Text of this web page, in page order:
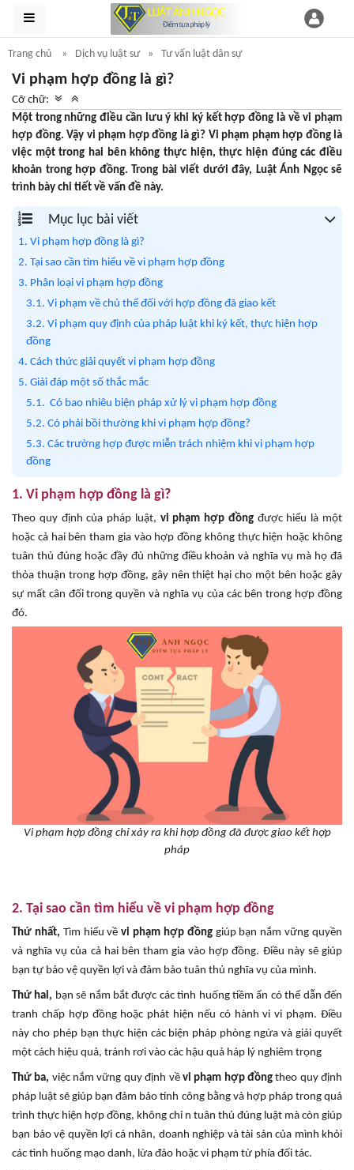
Trang chủ Dịch vụ luật sư Tư vấn luật dân sự
Vi phạm hợp đồng là gì?
Cỡ chữ:
Một trong những điều cần lưu ý khi ký kết hợp đồng là về vi phạm
hợp đồng. Vậy vi phạm hợp đồng là gì? Vi phạm phạm hợp đồng là
việc một trong hai bên không thực hiện, thực hiện đúng các điều
khoản trong hợp đồng. Trong bài viết dưới đây, Luật Ánh Ngọc sẽ
trình bày chi tiết về vấn đề này.
Mục lục bài viết
1. Vi phạm hợp đồng là gì?
2. Tại sao cần tìm hiểu về vi phạm hợp đồng
3. Phân loại vi phạm hợp đồng
3.1. Vi phạm về chủ thể đối với hợp đồng đã giao kết
3.2. Vi phạm quy định của pháp luật khi ký kết, thực hiện hợp
đồng
4. Cách thức giải quyết vi phạm hợp đồng
5. Giải đáp một số thắc mắc
5.1. Có bao nhiêu biện pháp xử lý vi phạm hợp đồng
5.2. Có phải bồi thường khi vi phạm hợp đồng?
5.3. Các trường hợp được miễn trách nhiệm khi vi phạm hợp
đồng
1. Vi phạm hợp đồng là gì?
Theo quy định của pháp luật, vi phạm hợp đồngđược hiểu là một
hoặc cả hai bên tham gia vào hợp đồng không thực hiện hoặc không
tuân thủ đúng hoặc đầy đủ những điều khoản và nghĩa vụ mà họ đã
thỏa thuận trong hợp đồng, gây nên thiệt hại cho một bên hoặc gây
sự mất cân đối trong quyền và nghĩa vụ của các bên trong hợp đồng
đó.
Vi phạm hợp đồng chỉ xảy ra khi hợp đồng đã được giao kết hợp
pháp
2. Tại sao cần tìm hiểu về vi phạm hợp đồng
Thứ nhất, Tìm hiểu vềvi phạm hợp đồnggiúp bạn nắm vững quyền
và nghĩa vụ của cả hai bên tham gia vào hợp đồng. Điều này sẽ giúp
bạn tự bảo vệ quyền lợi và đảm bảo tuân thủ nghĩa vụ của mình.
Thứ hai, bạn sẽ nắm bắt được các tình huống tiềm ẩn có thể dẫn đến
tranh chấp hợp đồng hoặc phát hiện nếu có hành vi vi phạm. Điều
này cho phép bạn thực hiện các biện pháp phòng ngừa và giải quyết
một cách hiệu quả, tránh rơi vào các hậu quả háp lý nghiêm trọng
Thứ ba, việc nắm vững quy định vềvi phạm hợp đồngtheo quy định
pháp luật sẽ giúp bạn đảm bảo tính công bằng và hợp pháp trong quá
trình thực hiện hợp đồng, không chỉ n tuân thủ đúng luật mà còn giúp
bạn bảo vệ quyền lợi cá nhân, doanh nghiệp và tài sản của mình khỏi
các tình huống mạo danh, lừa đảo hoặc vi phạm từ phía đối tác.